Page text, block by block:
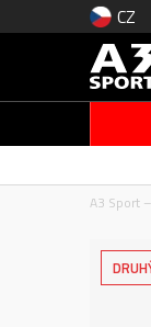
CZ
A3 Sport